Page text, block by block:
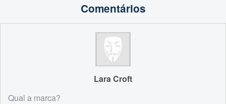
Comentários
Lara Croft
Qual a marca?